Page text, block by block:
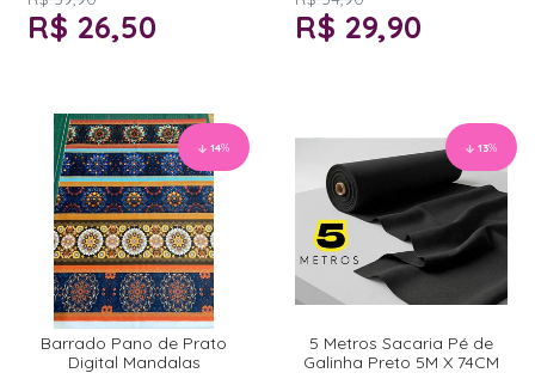
R$ 26,50 R$ 29,90
14%
Barrado Pano de Prato
Digital Mandalas
13%
5 Metros Sacaria Pé de
Galinha Preto 5M X 74CM